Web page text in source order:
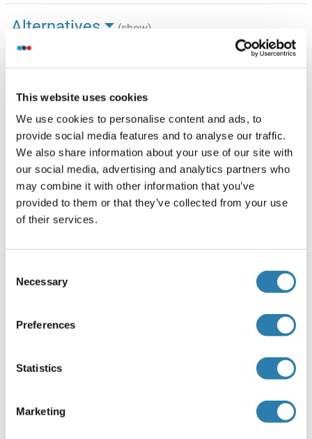
This website uses cookies
We use cookies to personalise content and ads, to
provide social media features and to analyse our traffic.
We also share information about your use of our site with
our social media, advertising and analytics partners who
may combine it with other information that you’ve
provided to them or that they’ve collected from your use
of their services.
Selection
Necessary
Preferences
Statistics
Marketing
Alternatives (show)
Restrictions
For Research Use only
Stockage
(cache)
Format
Lyophilized
Buffer
Lyophilized from a solution in PBS pH 7.4, 0.02 % NLS,
1 mM EDTA, 4 % Trehalose, 1 % Mannitol.
Avoid repeated freeze-thaw cycles
Stockage commentaire
4°C for short term (1 week), store at -20°C to -80°C for long